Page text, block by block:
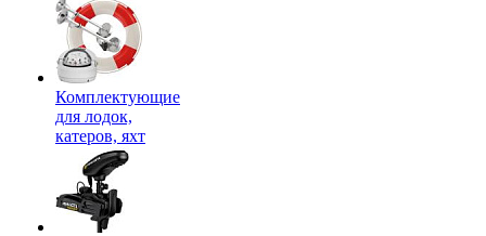
Комплектующие
для лодок,
катеров, яхт